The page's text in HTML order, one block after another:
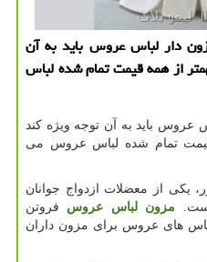
دار لباس عروس باید به آن
از همه قیمت تمام شده لباس
عروس باید به آن توجه ویژه کند
تمام شده لباس عروس می
یکی از معضلات ازدواج جوانان
مزون لباس عروس فروتن
های عروس برای مزون داران